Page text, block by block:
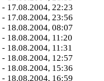
17.08.2004, 22:23
17.08.2004, 23:56
18.08.2004, 08:07
18.08.2004, 11:20
18.08.2004, 11:31
18.08.2004, 12:57
18.08.2004, 15:36
18.08.2004, 16:59